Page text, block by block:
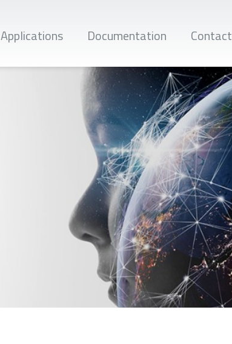
Applications Documentation Contact